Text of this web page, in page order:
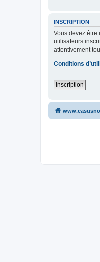
INSCRIPTION
Vous devez être
utilisateurs
attentivement
Conditions
Inscription